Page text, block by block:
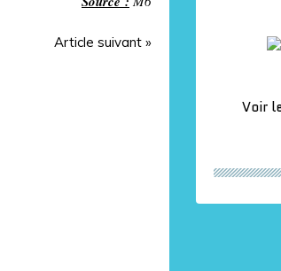
Article suivant »
Voir